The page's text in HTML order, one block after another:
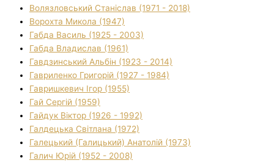
Волязловський Станіслав (1971 - 2018)
Ворохта Микола (1947)
Габда Василь (1925 - 2003)
Габда Владислав (1961)
Гавдзинський Альбін (1923 - 2014)
Гавриленко Григорій (1927 - 1984)
Гавришкевич Ігор (1955)
Гай Сергій (1959)
Гайдук Віктор (1926 - 1992)
Галдецька Світлана (1972)
Галецький (Галицький) Анатолій (1973)
Галич Юрій (1952 - 2008)